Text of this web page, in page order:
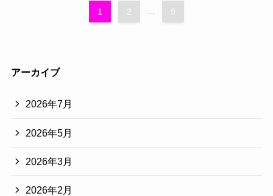
1 2 9
アーカイブ
2026年7月
2026年5月
2026年3月
2026年2月